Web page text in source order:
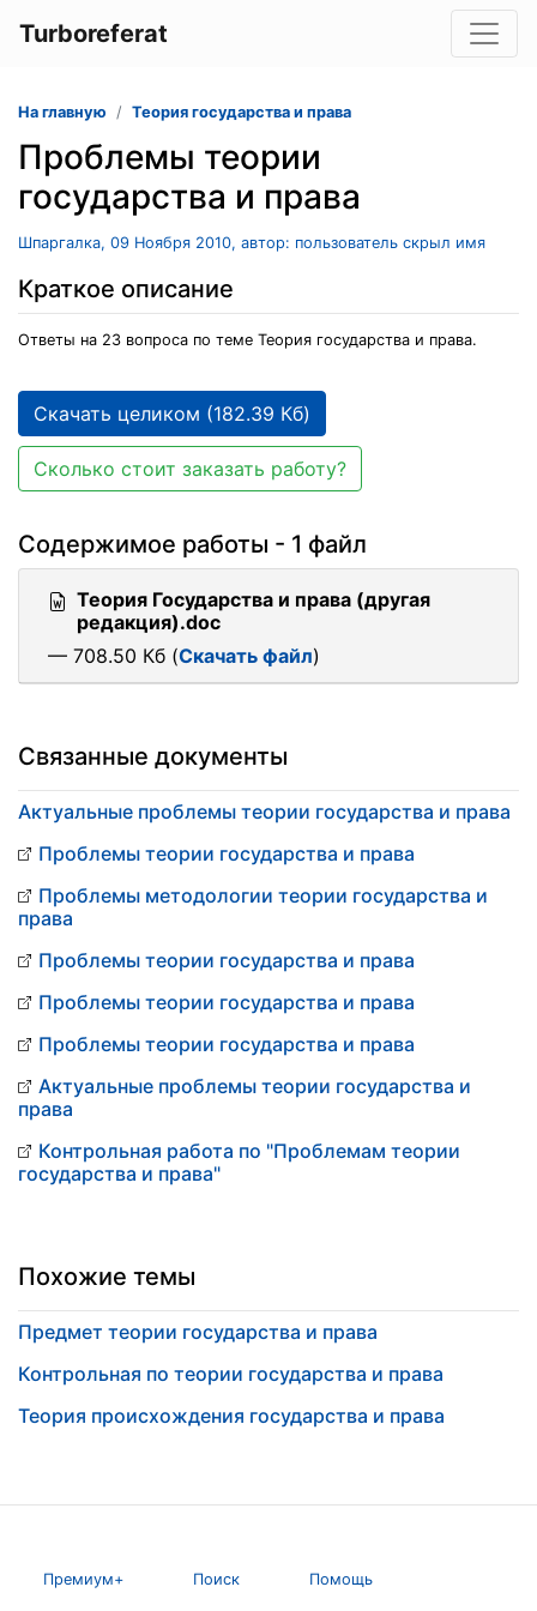
Turboreferat
На главную Теория государства и права
Проблемы теории
государства и права
Шпаргалка, 09 Ноября 2010, автор: пользователь скрыл имя
Краткое описание
Ответы на 23 вопроса по теме Теория государства и права.
Скачать целиком (182.39 Кб)
Сколько стоит заказать работу?
Содержимое работы - 1 файл
Теория Государства и права (другая
редакция).doc
— 708.50 Кб (Скачать файл)
Связанные документы
Актуальные проблемы теории государства и права
Проблемы теории государства и права
Проблемы методологии теории государства и
права
Проблемы теории государства и права
Проблемы теории государства и права
Проблемы теории государства и права
Актуальные проблемы теории государства и
права
Контрольная работа по "Проблемам теории
государства и права"
Похожие темы
Предмет теории государства и права
Контрольная по теории государства и права
Теория происхождения государства и права
Премиум+ Поиск Помощь